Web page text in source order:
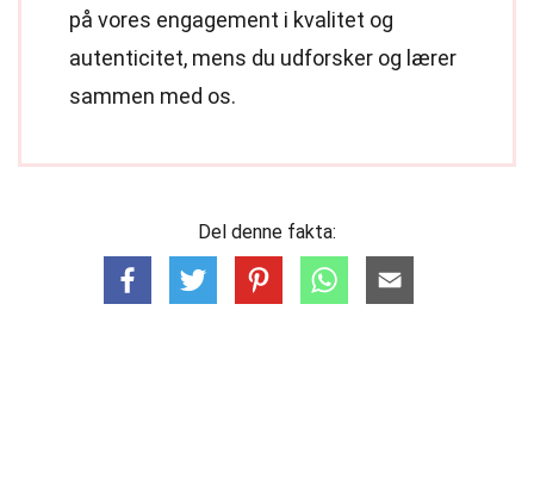
på vores engagement i kvalitet og
autenticitet, mens du udforsker og lærer
sammen med os.
Del denne fakta: